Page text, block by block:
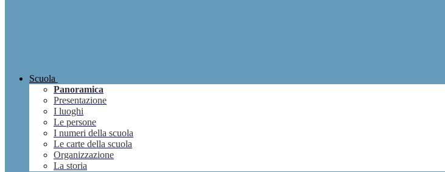
Scuola
Panoramica
Presentazione
I luoghi
Le persone
I numeri della scuola
Le carte della scuola
Organizzazione
La storia